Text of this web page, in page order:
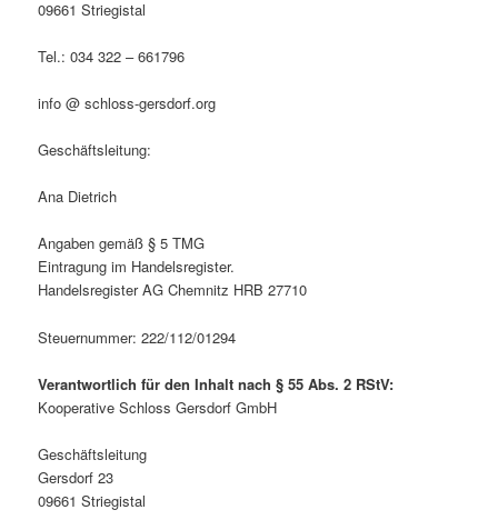
09661 Striegistal
Tel.: 034 322 – 661796
info @ schloss-gersdorf.org
Geschäftsleitung:
Ana Dietrich
Angaben gemäß § 5 TMG
Eintragung im Handelsregister.
Handelsregister AG Chemnitz HRB 27710
Steuernummer: 222/112/01294
Verantwortlich für den Inhalt nach § 55 Abs. 2 RStV:
Kooperative Schloss Gersdorf GmbH
Geschäftsleitung
Gersdorf 23
09661 Striegistal